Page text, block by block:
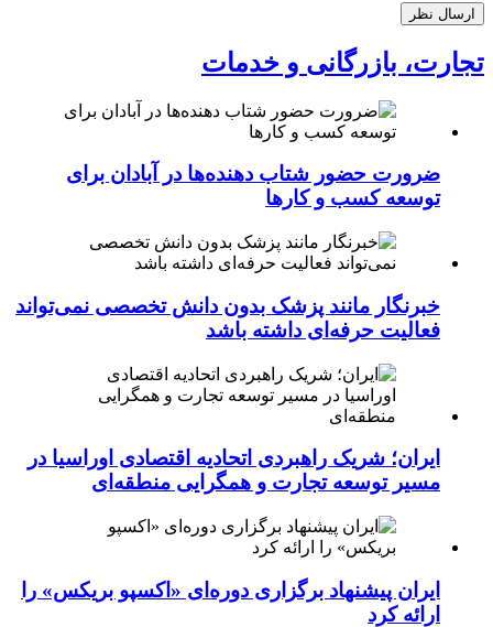
تجارت، بازرگانی و خدمات
ضرورت حضور شتاب ‌دهنده‌ها در آبادان برای
توسعه کسب‌ و کارها
خبرنگار مانند پزشک بدون دانش تخصصی نمی‌تواند
فعالیت حرفه‌ای داشته باشد
ایران؛ شریک راهبردی اتحادیه اقتصادی اوراسیا در
مسیر توسعه تجارت و همگرایی منطقه‌ای
ایران پیشنهاد برگزاری دوره‌ای «اکسپو بریکس» را
ارائه کرد